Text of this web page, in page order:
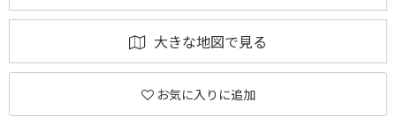
大きな地図で見る
お気に入りに追加